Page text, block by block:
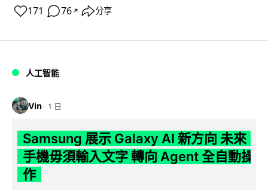
171 76 ↗ 分享
人工智能
Vin 1 日
Samsung 展示 Galaxy AI 新方向 未來
手機毋須輸入文字 轉向 Agent 全自動操
作